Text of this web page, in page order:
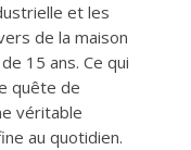
et les
de la maison
15 ans. Ce qui
quête de
véritable
au quotidien.